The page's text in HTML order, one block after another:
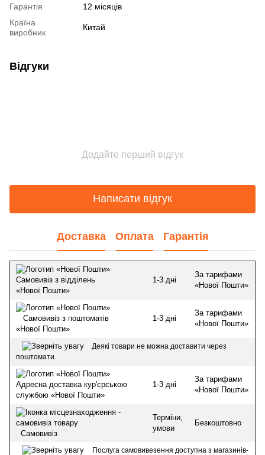
Гарантія
12 місяців
Країна
виробник
Китай
Відгуки
Додайте перший відгук
Написати відгук
Доставка Оплата Гарантія
Самовивіз з відділень
«Нової Пошти»
1-3 дні
За тарифами
«Нової Пошти»
Самовивіз з поштоматів
«Нової Пошти»
1-3 дні
За тарифами
«Нової Пошти»
Деякі товари не можна доставити через
поштомати.
Адресна доставка кур'єрською
службою «Нової Пошти»
1-3 дні
За тарифами
«Нової Пошти»
Самовивіз
Терміни,
умови
Безкоштовно
Послуга самовивезення доступна з магазинів-